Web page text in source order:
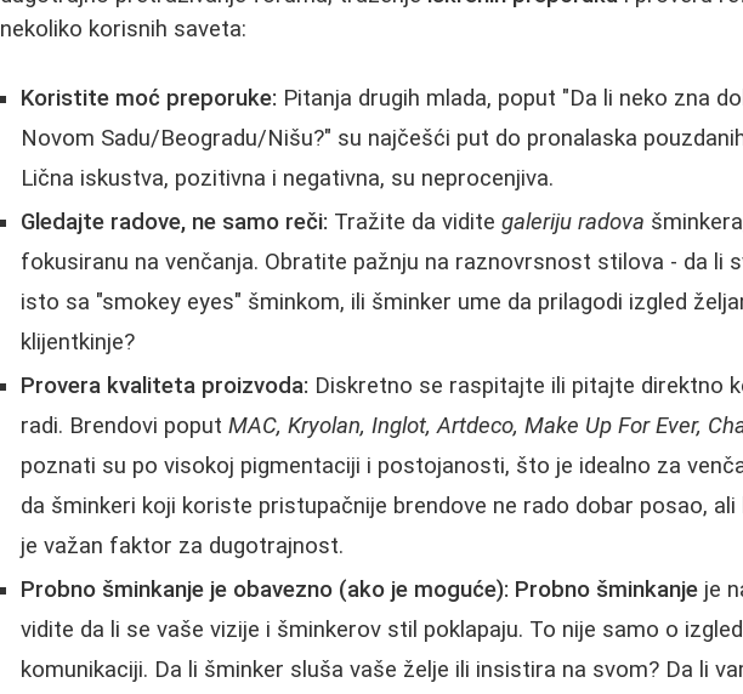
nekoliko korisnih saveta:
Koristite moć preporuke: Pitanja drugih mlada, poput "Da li neko zna
Novom Sadu/Beogradu/Nišu?" su najčešći put do pronalaska
Lična iskustva, pozitivna i negativna, su neprocenjiva.
Gledajte radove, ne samo reči: Tražite da viditegaleriju radova
fokusiranu na venčanja. Obratite pažnju na raznovrsnost stilova - da li
isto sa "smokey eyes" šminkom, ili šminker ume da prilagodi izgled
klijentkinje?
Provera kvaliteta proizvoda: Diskretno se raspitajte ili pitajte direktno
radi. Brendovi poputMAC, Kryolan, Inglot, Artdeco, Make Up For Ever,
poznati su po visokoj pigmentaciji i postojanosti, što je idealno za
da šminkeri koji koriste pristupačnije brendove ne rado dobar posao,
je važan faktor za dugotrajnost.
Probno šminkanje je obavezno (ako je moguće): Probno šminkanje je
vidite da li se vaše vizije i šminkerov stil poklapaju. To nije samo o
komunikaciji. Da li šminker sluša vaše želje ili insistira na svom? Da li